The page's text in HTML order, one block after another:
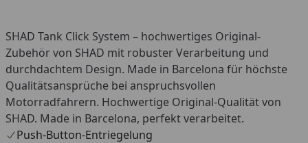
SHAD Tank Click System – hochwertiges Original-
Zubehör von SHAD mit robuster Verarbeitung und
durchdachtem Design. Made in Barcelona für höchste
Qualitätsansprüche bei anspruchsvollen
Motorradfahrern. Hochwertige Original-Qualität von
SHAD. Made in Barcelona, perfekt verarbeitet.
Push-Button-Entriegelung